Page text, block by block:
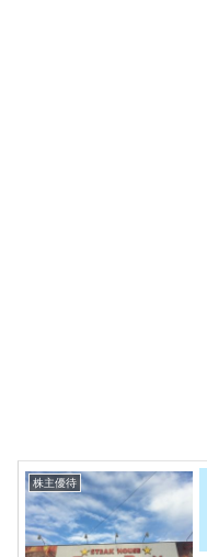
株主優待